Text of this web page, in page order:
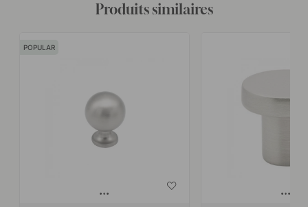
Produits similaires
POPULAR